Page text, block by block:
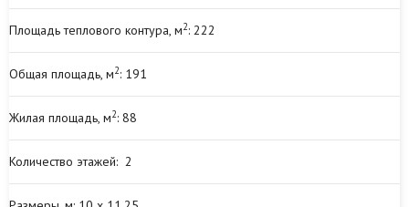
Площадь теплового контура, м2: 222
Общая площадь, м2: 191
Жилая площадь, м2: 88
Количество этажей: 2